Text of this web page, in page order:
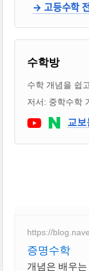
→ 고등수학
블로거 &
수학방
수학 개념을 쉽
저서: 중학수학
Youtube
네이
교
https://
증명수학
개념은 배우는